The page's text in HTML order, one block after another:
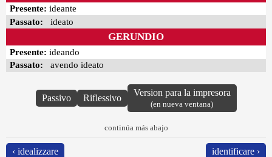
Presente: ideante
Passato: ideato
GERUNDIO
Presente: ideando
Passato: avendo ideato
Passivo Riflessivo
Version para la impresora
(en nueva ventana)
continúa más abajo
‹ idealizzare identificare ›